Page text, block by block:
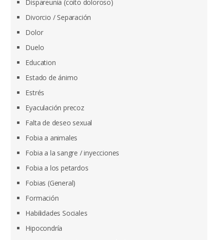
Dispareunia (coito doloroso)
Divorcio / Separación
Dolor
Duelo
Education
Estado de ánimo
Estrés
Eyaculación precoz
Falta de deseo sexual
Fobia a animales
Fobia a la sangre / inyecciones
Fobia a los petardos
Fobias (General)
Formación
Habilidades Sociales
Hipocondría